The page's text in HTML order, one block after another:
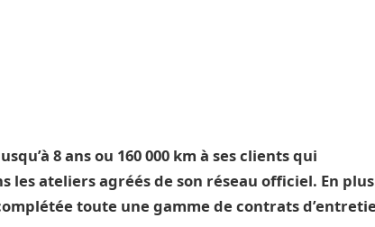
8 ans ou 160 000 km à ses clients qui
les ateliers agréés de son réseau officiel. En plus
toute une gamme de contrats